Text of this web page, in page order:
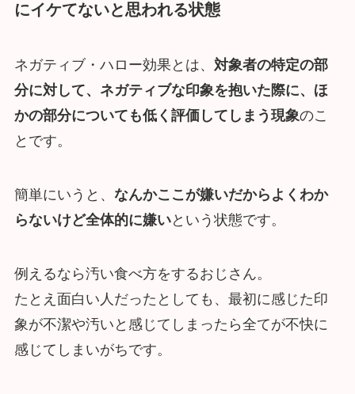
にイケてないと思われる状態
ネガティブ・ハロー効果とは、 対象者の特定の部
分に対して、ネガティブな印象を抱いた際に、ほ
かの部分についても低く評価してしまう現象のこ
とです。
簡単にいうと、 なんかここが嫌いだからよくわか
らないけど全体的に嫌いという状態です。
例えるなら汚い食べ方をするおじさん。
たとえ面白い人だったとしても、最初に感じた印
象が不潔や汚いと感じてしまったら全てが不快に
感じてしまいがちです。